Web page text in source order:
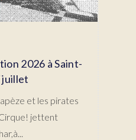
2026 à Saint-
juillet
et les pirates
jettent